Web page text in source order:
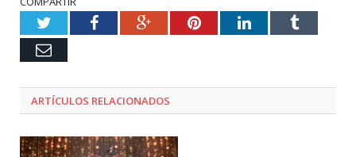
TwitterFacebookGoogle+PinterestLinkedInTumblr
Email
ARTÍCULOS RELACIONADOS